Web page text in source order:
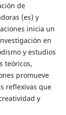
de
(es) y
inicia un
en
y estudios
teóricos,
promueve
reflexivas que
y